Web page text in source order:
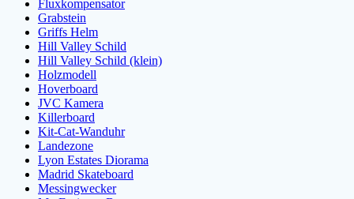
Fluxkompensator
Grabstein
Griffs Helm
Hill Valley Schild
Hill Valley Schild (klein)
Holzmodell
Hoverboard
JVC Kamera
Killerboard
Kit-Cat-Wanduhr
Landezone
Lyon Estates Diorama
Madrid Skateboard
Messingwecker